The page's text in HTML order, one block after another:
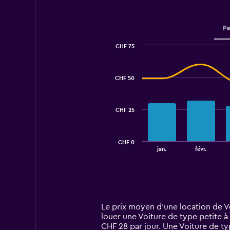
14
categories.
The
jan. févr.
CHF 0
CHF 25
CHF 50
CHF 75
Le prix moyen d’une location de
louer une Voiture de type petite à
CHF 28 par jour. Une Voiture de